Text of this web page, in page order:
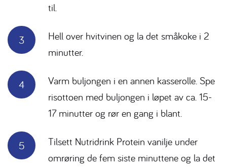
til.
Hell over hvitvinen og la det småkoke i 2
minutter.
Varm buljongen i en annen kasserolle. Spe
risottoen med buljongen i løpet av ca. 15-
17 minutter og rør en gang i blant.
Tilsett Nutridrink Protein vanilje under
omrøring de fem siste minuttene og la det